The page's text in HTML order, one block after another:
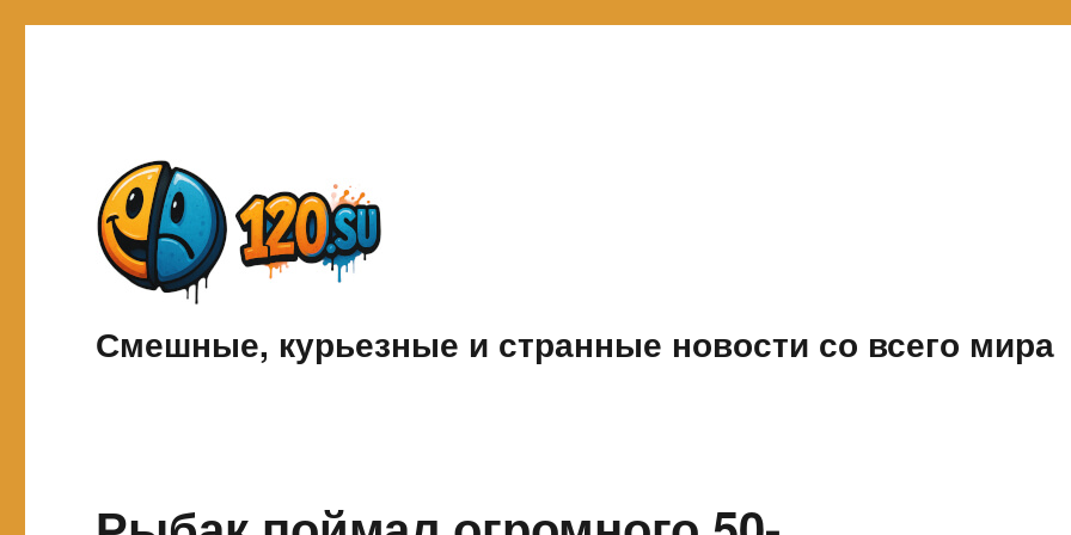
Смешные, курьезные и странные новости со всего мира